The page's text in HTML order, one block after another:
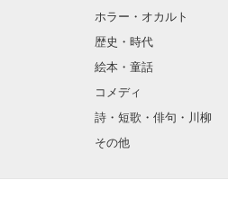
ホラー・オカルト
歴史・時代
絵本・童話
コメディ
詩・短歌・俳句・川柳
その他